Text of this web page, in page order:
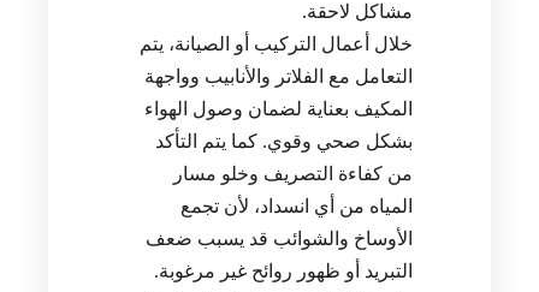
مشاكل لاحقة.
خلال أعمال التركيب أو الصيانة، يتم
التعامل مع الفلاتر والأنابيب وواجهة
المكيف بعناية لضمان وصول الهواء
بشكل صحي وقوي. كما يتم التأكد
من كفاءة التصريف وخلو مسار
المياه من أي انسداد، لأن تجمع
الأوساخ والشوائب قد يسبب ضعف
التبريد أو ظهور روائح غير مرغوبة.